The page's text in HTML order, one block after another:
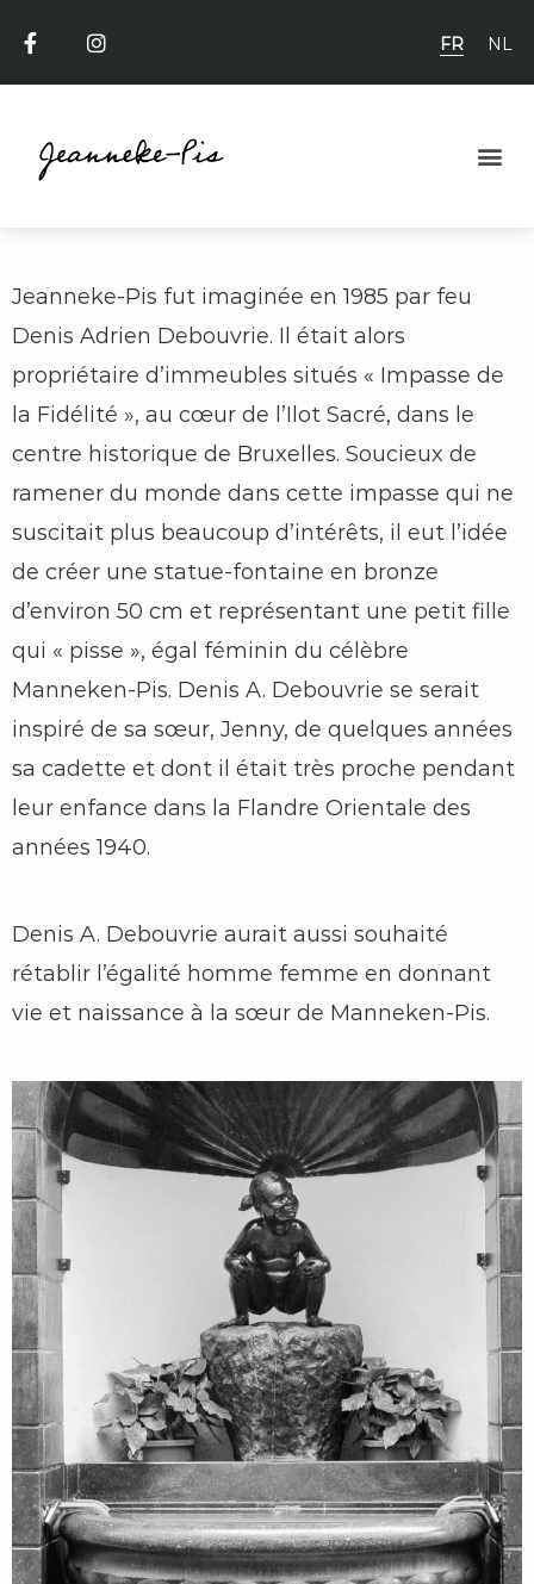
FR NL
Jeanneke-Pis fut imaginée en 1985 par feu
Denis Adrien Debouvrie. Il était alors
propriétaire d’immeubles situés « Impasse de
la Fidélité », au cœur de l’Ilot Sacré, dans le
centre historique de Bruxelles. Soucieux de
ramener du monde dans cette impasse qui ne
suscitait plus beaucoup d’intérêts, il eut l’idée
de créer une statue-fontaine en bronze
d’environ 50 cm et représentant une petit fille
qui « pisse », égal féminin du célèbre
Manneken-Pis. Denis A. Debouvrie se serait
inspiré de sa sœur, Jenny, de quelques années
sa cadette et dont il était très proche pendant
leur enfance dans la Flandre Orientale des
années 1940.
Denis A. Debouvrie aurait aussi souhaité
rétablir l’égalité homme femme en donnant
vie et naissance à la sœur de Manneken-Pis.